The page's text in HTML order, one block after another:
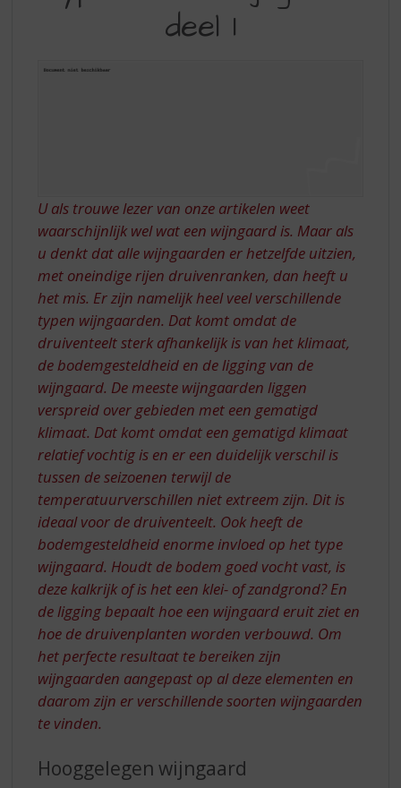
1
deel 1
U als trouwe lezer van onze artikelen weet
waarschijnlijk wel wat een wijngaard is. Maar als
u denkt dat alle wijngaarden er hetzelfde uitzien,
met oneindige rijen druivenranken, dan heeft u
het mis. Er zijn namelijk heel veel verschillende
typen wijngaarden. Dat komt omdat de
druiventeelt sterk afhankelijk is van het klimaat,
de bodemgesteldheid en de ligging van de
wijngaard. De meeste wijngaarden liggen
verspreid over gebieden met een gematigd
klimaat. Dat komt omdat een gematigd klimaat
relatief vochtig is en er een duidelijk verschil is
tussen de seizoenen terwijl de
temperatuurverschillen niet extreem zijn. Dit is
ideaal voor de druiventeelt. Ook heeft de
bodemgesteldheid enorme invloed op het type
wijngaard. Houdt de bodem goed vocht vast, is
deze kalkrijk of is het een klei- of zandgrond? En
de ligging bepaalt hoe een wijngaard eruit ziet en
hoe de druivenplanten worden verbouwd. Om
het perfecte resultaat te bereiken zijn
wijngaarden aangepast op al deze elementen en
daarom zijn er verschillende soorten wijngaarden
te vinden.
Hooggelegen wijngaard